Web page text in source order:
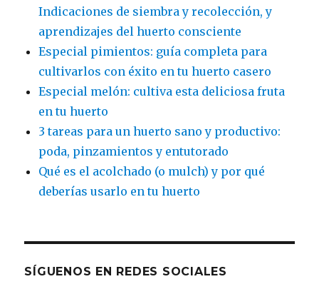
Indicaciones de siembra y recolección, y
aprendizajes del huerto consciente
Especial pimientos: guía completa para
cultivarlos con éxito en tu huerto casero
Especial melón: cultiva esta deliciosa fruta
en tu huerto
3 tareas para un huerto sano y productivo:
poda, pinzamientos y entutorado
Qué es el acolchado (o mulch) y por qué
deberías usarlo en tu huerto
SÍGUENOS EN REDES SOCIALES